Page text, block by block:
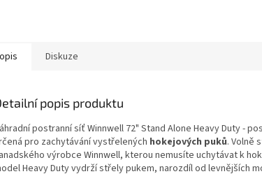
Diskuze
popis produktu
postranní síť Winnwell 72" Stand Alone Heavy Duty -
pro zachytávání vystřelených hokejových puků. Volně
výrobce Winnwell, kterou nemusíte uchytávat k
Heavy Duty vydrží střely pukem, narozdíl od levnějších